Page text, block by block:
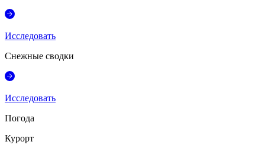
Исследовать
Снежные сводки
Исследовать
Погода
Курорт